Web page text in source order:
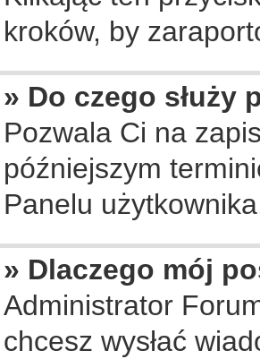
kroków, by
» Do czego
Pozwala Ci na
późniejszym
Panelu
» Dlaczego mój
Administrator
chcesz wysłać